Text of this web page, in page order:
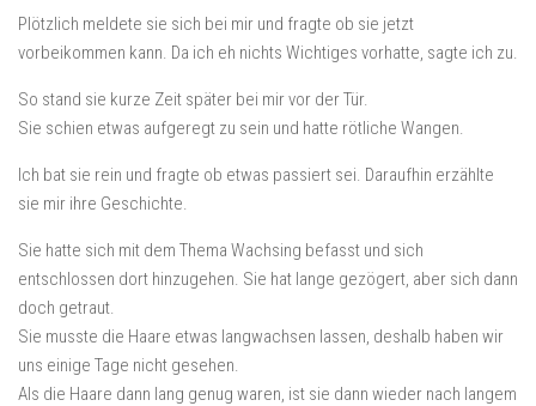
Plötzlich meldete sie sich bei mir und fragte ob sie jetzt
vorbeikommen kann. Da ich eh nichts Wichtiges vorhatte, sagte ich zu.
So stand sie kurze Zeit später bei mir vor der Tür.
Sie schien etwas aufgeregt zu sein und hatte rötliche Wangen.
Ich bat sie rein und fragte ob etwas passiert sei. Daraufhin erzählte
sie mir ihre Geschichte.
Sie hatte sich mit dem Thema Wachsing befasst und sich
entschlossen dort hinzugehen. Sie hat lange gezögert, aber sich dann
doch getraut.
Sie musste die Haare etwas langwachsen lassen, deshalb haben wir
uns einige Tage nicht gesehen.
Als die Haare dann lang genug waren, ist sie dann wieder nach langem